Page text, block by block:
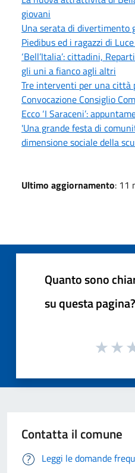
giovani
Una serata di divertimento
Piedibus ed i ragazzi di
‘Bell’Italia’: cittadini,
gli uni a fianco agli altri
Tre interventi per una città
Convocazione Consiglio
Ecco ‘I Saraceni’:
'Una grande festa di
dimensione sociale della
Ultimo aggiornamento: 11
Quanto sono
su questa pagina?
Contatta il comune
Leggi le domande